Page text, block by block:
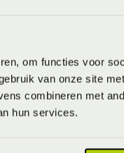
om functies voor
van onze site
combineren met
hun services.
maar ook
worden met
dat je niet
volledig tot